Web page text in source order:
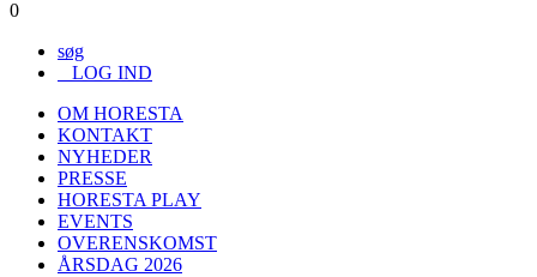
0
søg
LOG IND
OM HORESTA
KONTAKT
NYHEDER
PRESSE
HORESTA PLAY
EVENTS
OVERENSKOMST
ÅRSDAG 2026